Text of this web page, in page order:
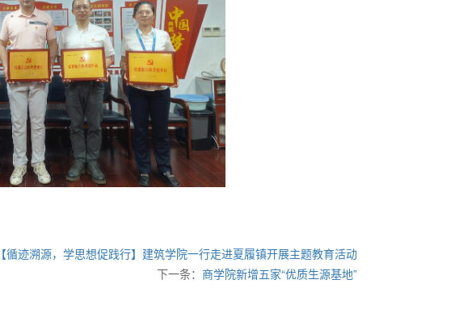
【循迹溯源，学思想促践行】建筑学院一行走进夏履镇开展主题教育活动
下一条： 商学院新增五家“优质生源基地”